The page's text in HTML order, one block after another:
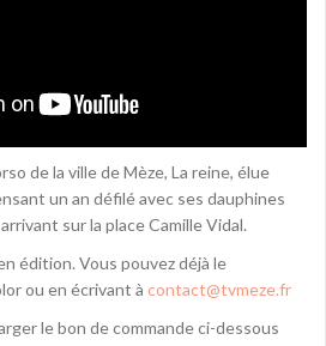
de la ville de Mèze, La reine, élue
un an défilé avec ses dauphines
sur la place Camille Vidal.
édition. Vous pouvez déjà le
ou en écrivant à contact@tvmeze.fr
le bon de commande ci-dessous